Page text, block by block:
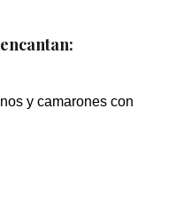
y camarones con